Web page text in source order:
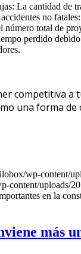
La cantidad de
no
número total de
perdido
competitiva a
una forma
wp-content/
content/uploads/
en la
más